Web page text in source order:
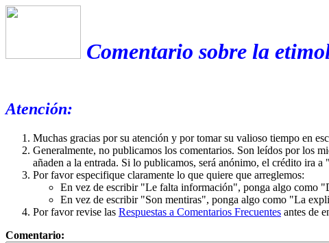
Comentario sobre la
Atención:
Muchas gracias por su atención y por tomar su valioso tiempo en
Generalmente, no publicamos los comentarios. Son leídos por los
añaden a la entrada. Si lo publicamos, será anónimo, el crédito ira
Por favor especifique claramente lo que quiere que arreglemos:
En vez de escribir "Le falta información", ponga algo como
En vez de escribir "Son mentiras", ponga algo como "La
Por favor revise las Respuestas a Comentarios Frecuentes antes de
Comentario: